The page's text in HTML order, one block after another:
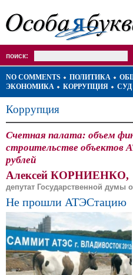
поиск:
NO COMMENTS ПОЛИТИКА
ЭКОНОМИКА
КОРРУПЦИЯ СУД
Коррупция
Счетная палата: объем
строительстве объектов
рублей
Алексей КОРНИЕНКО,
депутат Государственной думы
Не прошли АТЭСтацию